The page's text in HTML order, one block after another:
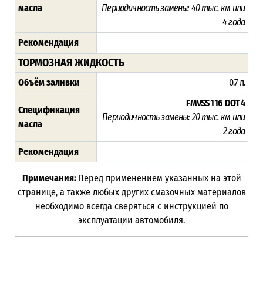
масла
Периодичность замены: 40 тыс. км или
4 года
Рекомендация
ТОРМОЗНАЯ ЖИДКОСТЬ
Объём заливки 0.7 л.
Спецификация
масла
FMVSS 116 DOT 4
Периодичность замены: 20 тыс. км или
2 года
Рекомендация
Примечания: Перед применением указанных на этой
странице, а также любых других смазочных материалов
необходимо всегда сверяться с инструкцией по
эксплуатации автомобиля.